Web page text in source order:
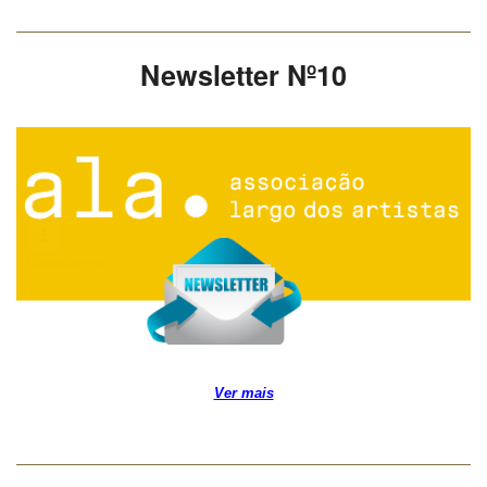
Newsletter Nº10
Ver mais